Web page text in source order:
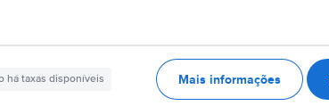
há taxas disponíveis Mais informações